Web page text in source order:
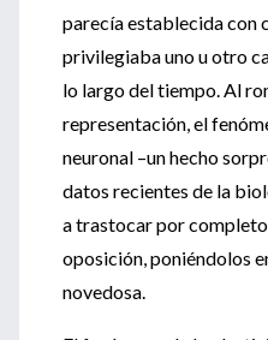
parecía establecida con
privilegiaba uno u otro
lo largo del tiempo. Al
representación, el
neuronal –un hecho
datos recientes de la
a trastocar por
oposición, poniéndolos
novedosa.